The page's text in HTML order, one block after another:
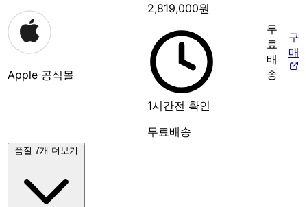
Apple 공식몰
2,819,000원
1시간전 확인
무료배송
무
료
배
송
구
매
품절 7개 더보기